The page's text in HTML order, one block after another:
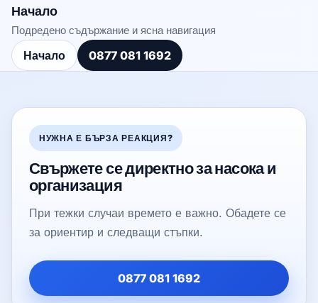
Начало
Подредено съдържание и ясна навигация
Начало 0877 081 1692
НУЖНА Е БЪРЗА РЕАКЦИЯ?
Свържете се директно за насока и
организация
При тежки случаи времето е важно. Обадете се
за ориентир и следващи стъпки.
0877 081 1692